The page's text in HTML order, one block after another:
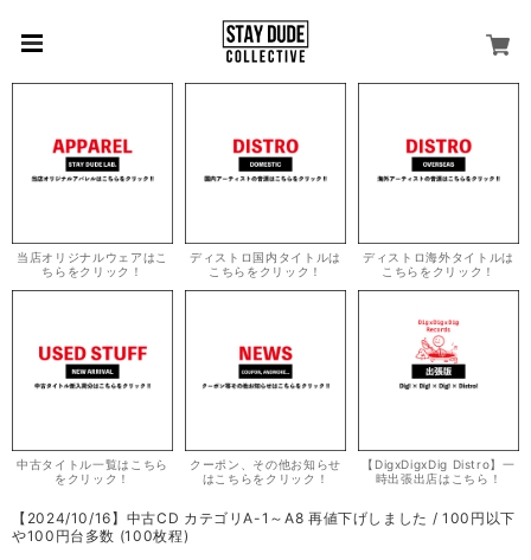
当店オリジナルウェアはこ
ちらをクリック！
ディストロ国内タイトルは
こちらをクリック！
ディストロ海外タイトルは
こちらをクリック！
中古タイトル一覧はこちら
をクリック！
クーポン、その他お知らせ
はこちらをクリック！
【DigxDigxDig Distro】一
時出張出店はこちら！
【2024/10/16】中古CD カテゴリA-1～A8 再値下げしました / 100円以下
や100円台多数 (100枚程)